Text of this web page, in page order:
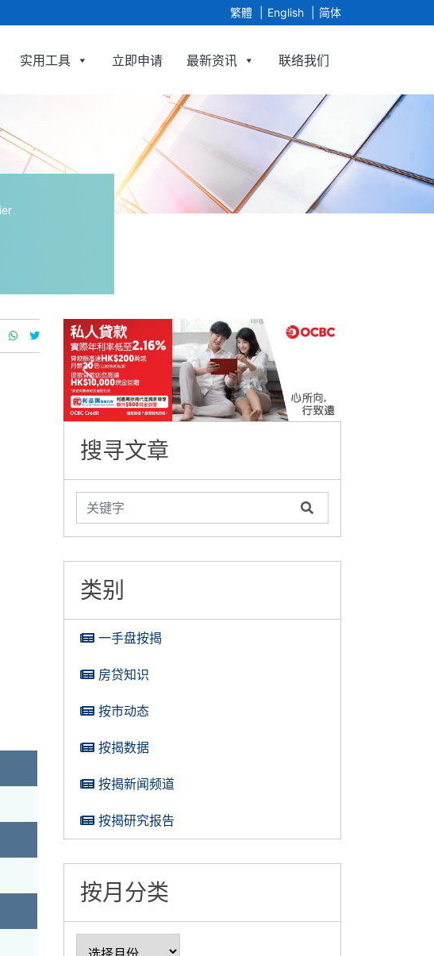
繁體 English 简体
实用工具 立即申请 最新资讯 联络我们
Mortgage Agency Limited
搜寻文章
类别
一手盘按揭
房贷知识
按市动态
按揭数据
按揭新闻频道
按揭研究报告
按月分类